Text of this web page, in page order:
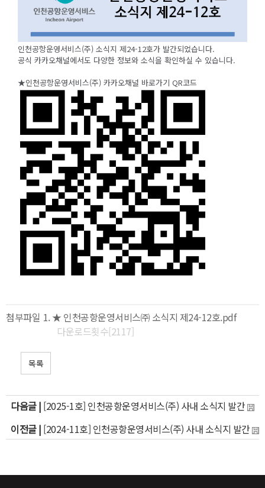
인천공항운영서비스(주) 소식지 제24-12호가 발간되었습니다.
공식 카카오채널에서도 다양한 정보와 소식을 확인하실 수 있습니다.
★인천공항운영서비스(주) 카카오채널 바로가기 QR코드
첨부파일
★ 인천공항운영서비스㈜ 소식지 제24-12호.pdf
다운로드횟수[2117]
목록
다음글 | [2025-1호] 인천공항운영서비스(주) 사내 소식지 발간
이전글 | [2024-11호] 인천공항운영서비스(주) 사내 소식지 발간